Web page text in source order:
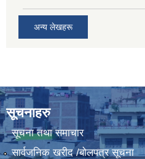
अन्य लेखहरू
सूचनाहरु
सूचना तथा समाचार
सार्वजनिक खरीद /बोलपत्र सूचना